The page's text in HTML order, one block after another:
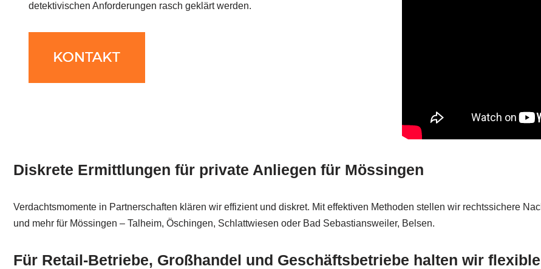
detektivischen Anforderungen rasch geklärt werden.
Diskrete Ermittlungen für private Anliegen für Mössingen
Verdachtsmomente in Partnerschaften klären wir effizient und diskret. Mit effektiven Methoden stellen wir rechtssichere
und mehr für Mössingen – Talheim, Öschingen, Schlattwiesen oder Bad Sebastiansweiler, Belsen.
Für Retail-Betriebe, Großhandel und Geschäftsbetriebe halten wir